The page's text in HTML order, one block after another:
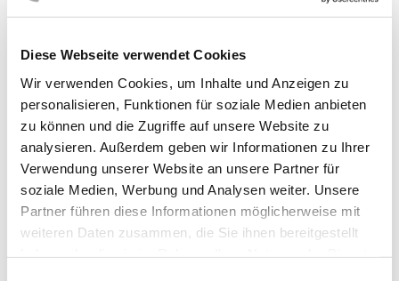
Diese Webseite verwendet Cookies
Wir verwenden Cookies, um Inhalte und Anzeigen zu
personalisieren, Funktionen für soziale Medien anbieten
zu können und die Zugriffe auf unsere Website zu
analysieren. Außerdem geben wir Informationen zu Ihrer
Verwendung unserer Website an unsere Partner für
soziale Medien, Werbung und Analysen weiter. Unsere
Partner führen diese Informationen möglicherweise mit
weiteren Daten zusammen, die Sie ihnen bereitgestellt
ist Ihr verlässlicher Ansprechpartner für die Sanierung nach
vertretenden Polygon-Gruppe mit Hauptsitz in Schweden
verbinden wir globale Stärke und lokale Präsenz.
Mit modernster Technik, klar definierten Prozessen und
einer strukturierten Projektabwicklung begleiten wir Sie von
der Schadenaufnahme bis zur vollständigen
Wiederherstellung.
Schnelle Reaktionszeiten, hohe Qualitätsstandards und ein
verantwortungsvoller Umgang mit Menschen und
Gebäuden prägen unsere tägliche Arbeit. Unser Anspruch